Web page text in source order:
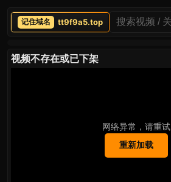
tt9f9a5.top
视频不存在或已下架
网络异常，请重试
重新加载